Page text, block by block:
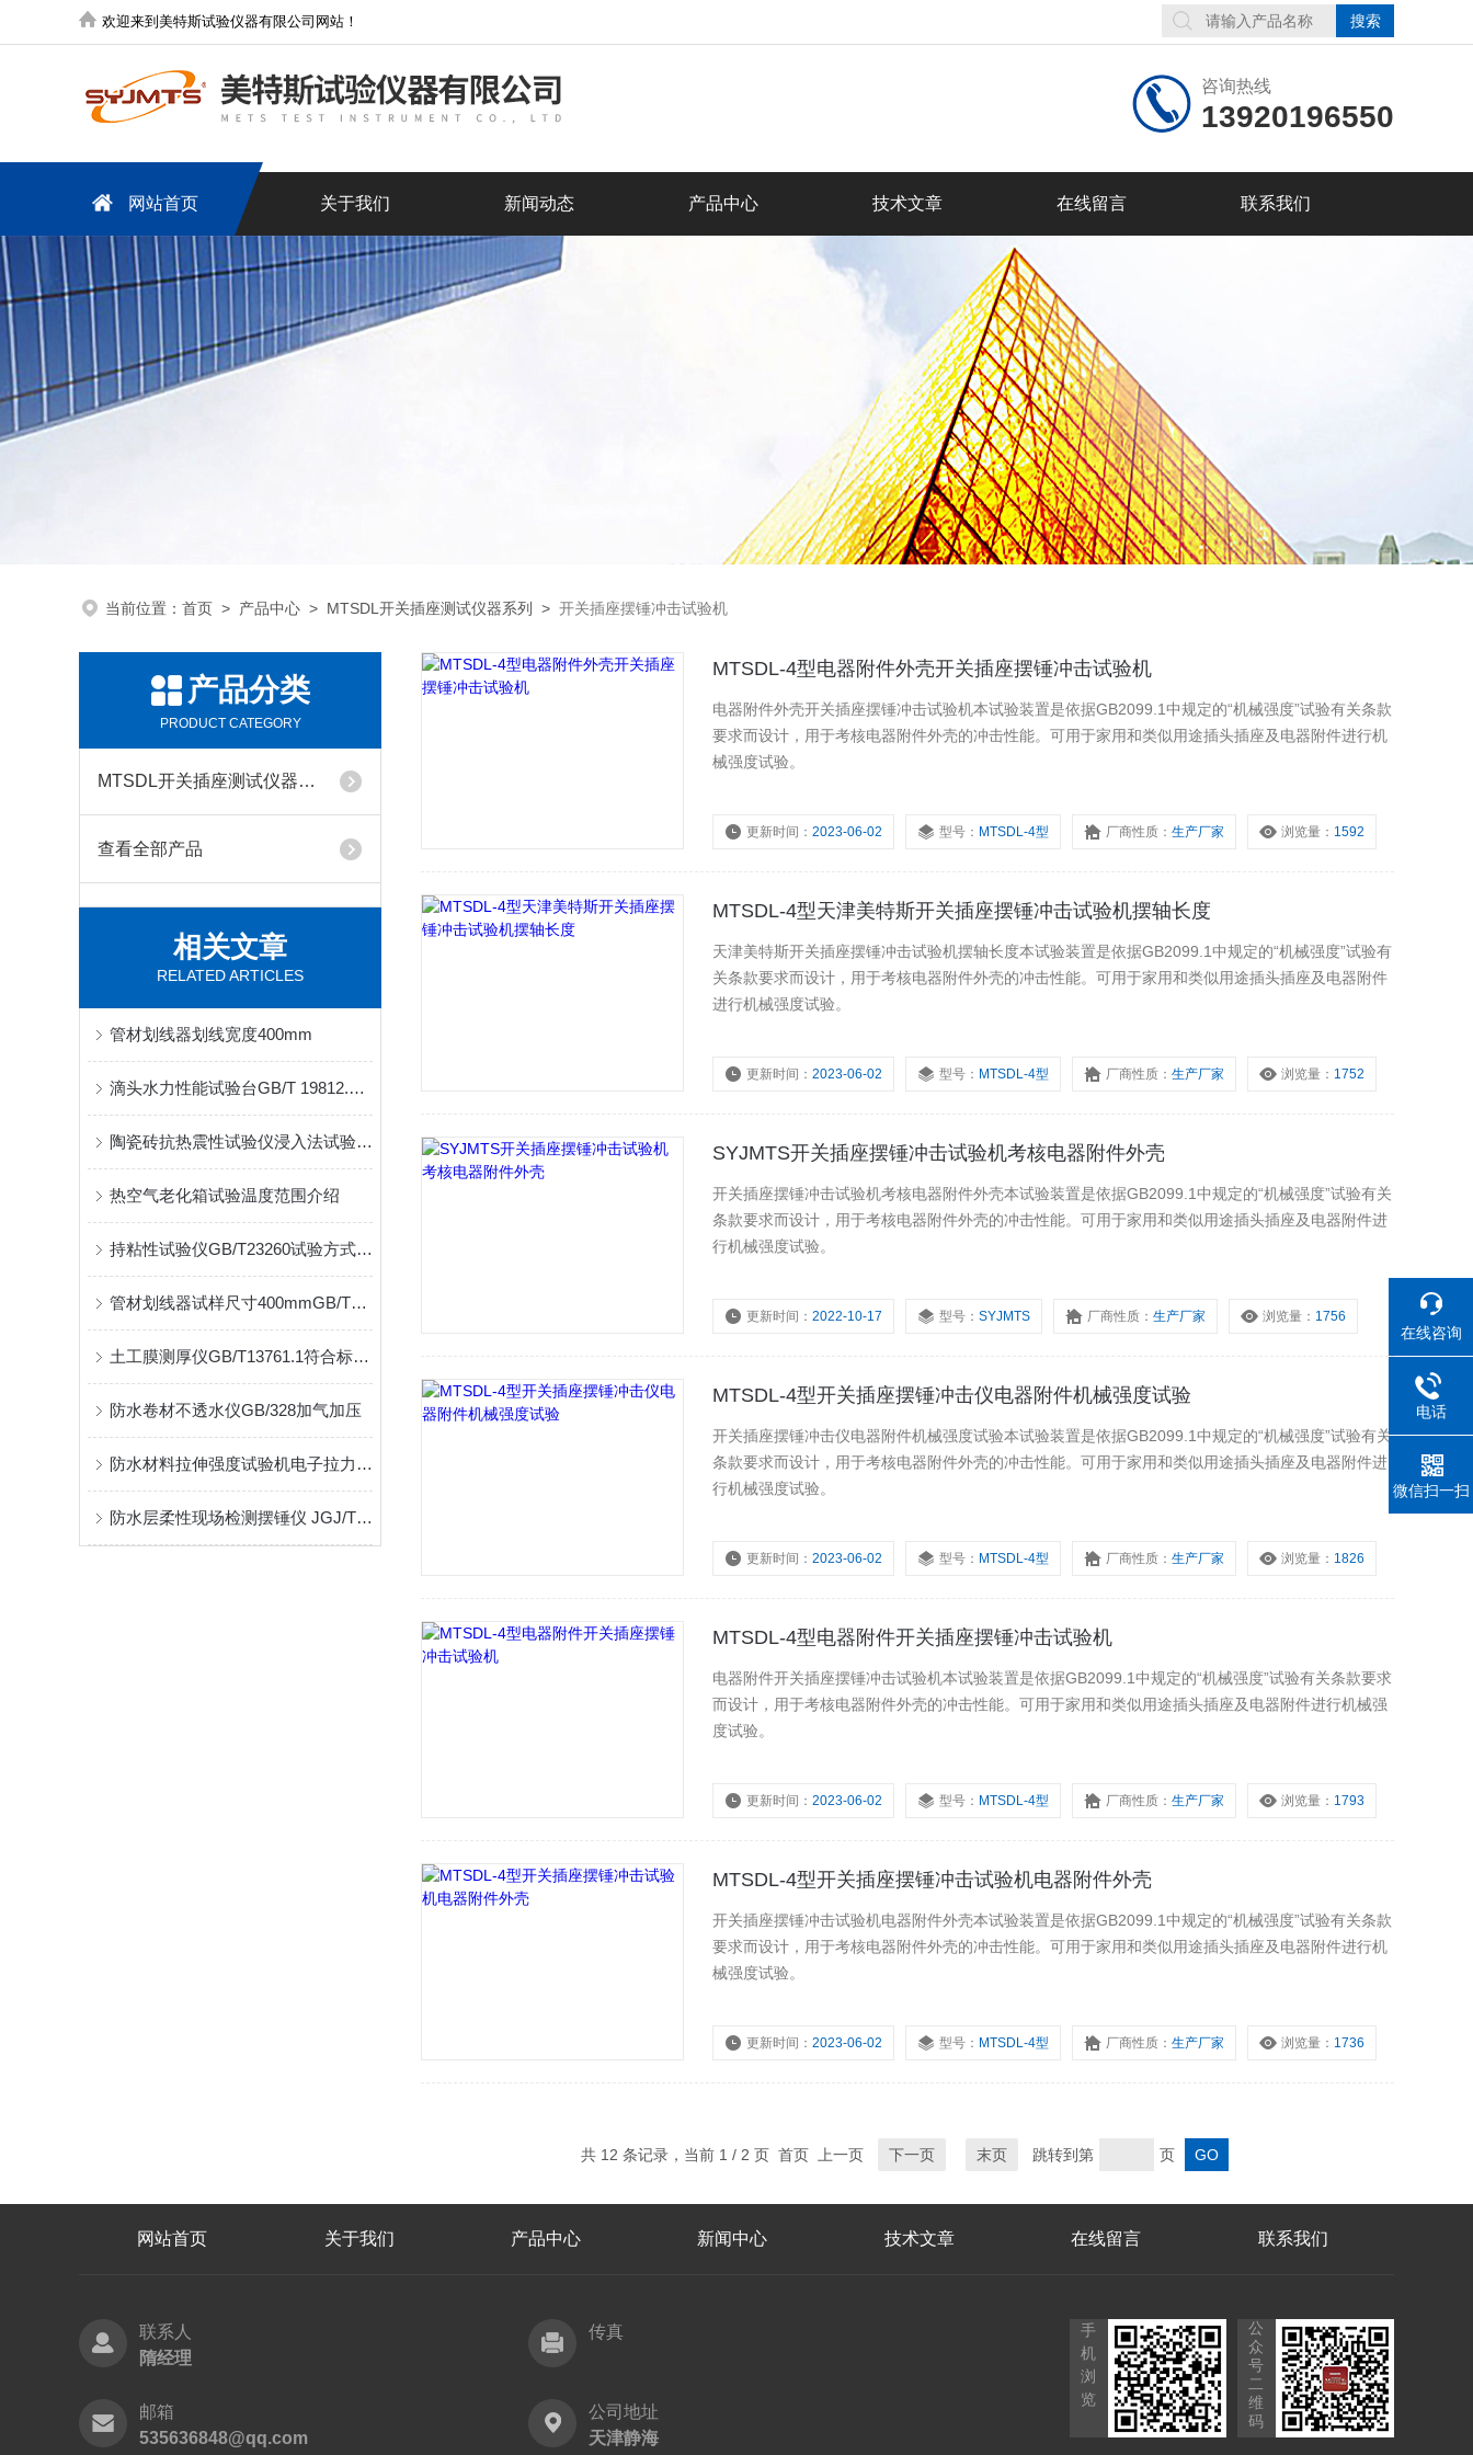
欢迎来到美特斯试验仪器有限公司网站！
咨询热线
13920196550
网站首页 关于我们 新闻动态 产品中心 技术文章 在线留言 联系我们
当前位置： 首页 > 产品中心 > MTSDL开关插座测试仪器系列 > 开关插座摆锤冲击试验机
产品分类
PRODUCT CATEGORY
MTSDL开关插座测试仪器系列
查看全部产品
相关文章
RELATED ARTICLES
管材划线器划线宽度400mm
滴头水力性能试验台GB/T 19812.3试验标准介绍
陶瓷砖抗热震性试验仪浸入法试验GB/3810.9
热空气老化箱试验温度范围介绍
持粘性试验仪GB/T23260试验方式介绍
管材划线器试样尺寸400mmGB/T13663.2
土工膜测厚仪GB/T13761.1符合标准里7.4程序C试验步骤要求
防水卷材不透水仪GB/328加气加压
防水材料拉伸强度试验机电子拉力机介绍
防水层柔性现场检测摆锤仪 JGJ/T 299低温柔性的现场检测
MTSDL-4型电器附件外壳开关插座摆锤冲击试验机
电器附件外壳开关插座摆锤冲击试验机本试验装置是依据GB2099.1中规定的“机械强度”试验有关条款
要求而设计，用于考核电器附件外壳的冲击性能。可用于家用和类似用途插头插座及电器附件进行机
械强度试验。
更新时间：2023-06-02 型号： MTSDL-4型 厂商性质：生产厂家 浏览量： 1592
MTSDL-4型天津美特斯开关插座摆锤冲击试验机摆轴长度
天津美特斯开关插座摆锤冲击试验机摆轴长度本试验装置是依据GB2099.1中规定的“机械强度”试验有
关条款要求而设计，用于考核电器附件外壳的冲击性能。可用于家用和类似用途插头插座及电器附件
进行机械强度试验。
更新时间：2023-06-02 型号： MTSDL-4型 厂商性质：生产厂家 浏览量： 1752
SYJMTS开关插座摆锤冲击试验机考核电器附件外壳
开关插座摆锤冲击试验机考核电器附件外壳本试验装置是依据GB2099.1中规定的“机械强度”试验有关
条款要求而设计，用于考核电器附件外壳的冲击性能。可用于家用和类似用途插头插座及电器附件进
行机械强度试验。
更新时间：2022-10-17 型号：SYJMTS 厂商性质：生产厂家 浏览量： 1756
MTSDL-4型开关插座摆锤冲击仪电器附件机械强度试验
开关插座摆锤冲击仪电器附件机械强度试验本试验装置是依据GB2099.1中规定的“机械强度”试验有关
条款要求而设计，用于考核电器附件外壳的冲击性能。可用于家用和类似用途插头插座及电器附件进
行机械强度试验。
更新时间：2023-06-02 型号： MTSDL-4型 厂商性质：生产厂家 浏览量： 1826
MTSDL-4型电器附件开关插座摆锤冲击试验机
电器附件开关插座摆锤冲击试验机本试验装置是依据GB2099.1中规定的“机械强度”试验有关条款要求
而设计，用于考核电器附件外壳的冲击性能。可用于家用和类似用途插头插座及电器附件进行机械强
度试验。
更新时间：2023-06-02 型号： MTSDL-4型 厂商性质：生产厂家 浏览量： 1793
MTSDL-4型开关插座摆锤冲击试验机电器附件外壳
开关插座摆锤冲击试验机电器附件外壳本试验装置是依据GB2099.1中规定的“机械强度”试验有关条款
要求而设计，用于考核电器附件外壳的冲击性能。可用于家用和类似用途插头插座及电器附件进行机
械强度试验。
更新时间：2023-06-02 型号： MTSDL-4型 厂商性质：生产厂家 浏览量： 1736
共 12 条记录，当前 1 / 2 页 首页 上一页 下一页 末页 跳转到第 页
网站首页 关于我们 产品中心 新闻中心 技术文章 在线留言 联系我们
联系人
隋经理
传真
邮箱
535636848@qq.com
公司地址
天津静海
手
机
浏
览
公
众
号
二
维
码
在线咨询
电话
微信扫一扫